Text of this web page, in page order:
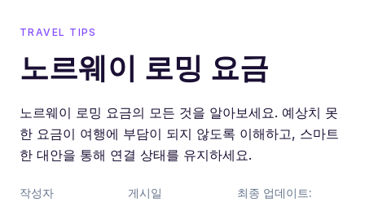
TRAVEL TIPS
노르웨이 로밍 요금
노르웨이 로밍 요금의 모든 것을 알아보세요. 예상치 못
한 요금이 여행에 부담이 되지 않도록 이해하고, 스마트
한 대안을 통해 연결 상태를 유지하세요.
작성자
게시일
최종 업데이트: